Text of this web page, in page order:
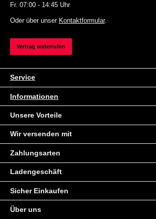
Fr. 07:00 - 14:45 Uhr
Oder über unser Kontaktformular.
Vertrag widerrufen
Service
Informationen
Unsere Vorteile
Wir versenden mit
Zahlungsarten
Ladengeschäft
Sicher Einkaufen
Über uns